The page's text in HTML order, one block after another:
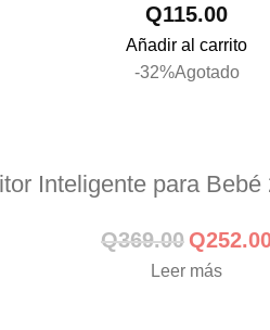
Q115.00
Añadir al carrito
-32%Agotado
Inteligente para
Q369.00 Q
Leer más